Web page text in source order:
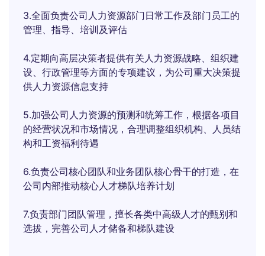
3.全面负责公司人力资源部门日常工作及部门员工的
管理、指导、培训及评估
4.定期向高层决策者提供有关人力资源战略、组织建
设、行政管理等方面的专项建议，为公司重大决策提
供人力资源信息支持
5.加强公司人力资源的预测和统筹工作，根据各项目
的经营状况和市场情况，合理调整组织机构、人员结
构和工资福利待遇
6.负责公司核心团队和业务团队核心骨干的打造，在
公司内部推动核心人才梯队培养计划
7.负责部门团队管理，擅长各类中高级人才的甄别和
选拔，完善公司人才储备和梯队建设